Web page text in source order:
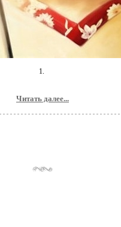
1.
Читать далее...